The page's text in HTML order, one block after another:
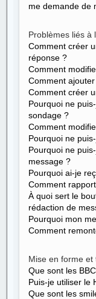
me demande de
Problèmes liés à
Comment créer
réponse ?
Comment
Comment
Comment créer
Pourquoi ne
sondage ?
Comment
Pourquoi ne
Pourquoi ne
message ?
Pourquoi ai-je
Comment
À quoi sert le
rédaction de
Pourquoi mon
Comment
Mise en forme et
Que sont les
Puis-je utiliser le
Que sont les